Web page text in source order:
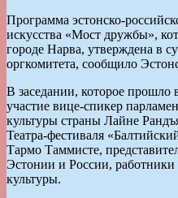
Программа эстонско-
искусства «Мост дружбы»,
городе Нарва, утверждена в
оргкомитета, сообщило
В заседании, которое
участие вице-спикер
культуры страны Лайне
Театра-фестиваля
Тармо Таммисте,
Эстонии и России,
культуры.